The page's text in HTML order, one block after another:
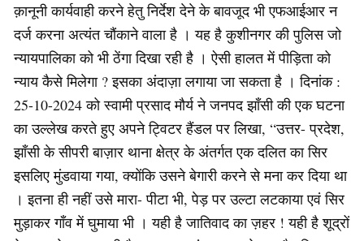
क़ानूनी कार्यवाही करने हेतु निर्देश देने के बावजूद भी एफआईआर न
दर्ज करना अत्यंत चौंकाने वाला है । यह है कुशीनगर की पुलिस जो
न्यायपालिका को भी ठेंगा दिखा रही है । ऐसी हालत में पीड़िता को
न्याय कैसे मिलेगा ? इसका अंदाज़ा लगाया जा सकता है । दिनांक :
25-10-2024 को स्वामी प्रसाद मौर्य ने जनपद झाँसी की एक घटना
का उल्लेख करते हुए अपने ट्विटर हैंडल पर लिखा, “उत्तर- प्रदेश,
झाँसी के सीपरी बाज़ार थाना क्षेत्र के अंतर्गत एक दलित का सिर
इसलिए मुंडवाया गया, क्योंकि उसने बेगारी करने से मना कर दिया था
। इतना ही नहीं उसे मारा- पीटा भी, पेड़ पर उल्टा लटकाया एवं सिर
मुड़ाकर गाँव में घुमाया भी । यही है जातिवाद का ज़हर ! यही है शूद्रों